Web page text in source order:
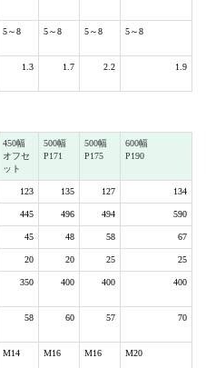
5～8 5～8 5～8 5～8
1.3 1.7 2.2 1.9
450幅
オフセ
ット
500幅
P171
500幅
P175
600幅
P190
123 135 127 134
445 496 494 590
45 48 58 67
20 20 25 25
350 400 400 400
58 60 57 70
M14 M16 M16 M20